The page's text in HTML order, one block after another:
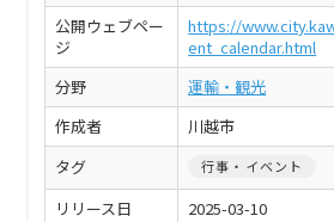
公開ウェブペー
ジ
https://
ent_calendar.html
分野
運輸・観光
作成者
川越市
タグ
行事・イベント
リリース日
2025-03-10